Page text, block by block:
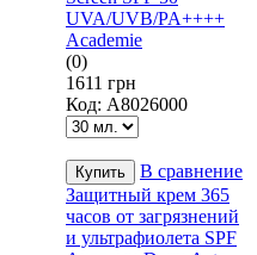
(0)
1611 грн
Код: A8026000
В сравнение
Защитный крем 365
часов от загрязнений
и ультрафиолета SPF